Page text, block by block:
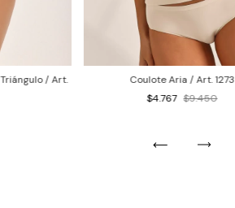
/ Art.
Coulote Aria / Art. 1273
$4.767 $9.450